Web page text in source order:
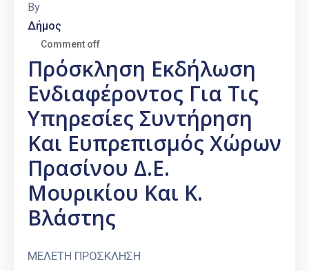
By
Δήμος
Comment off
Πρόσκληση Εκδήλωση
Ενδιαφέροντος Για Τις
Υπηρεσίες Συντήρηση
Και Ευπρεπισμός Χώρων
Πρασίνου Δ.Ε.
Μουρικίου Και Κ.
Βλάστης
ΜΕΛΕΤΗ ΠΡΟΣΚΛΗΣΗ